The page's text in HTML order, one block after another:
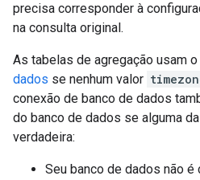
precisa corresponder à
na consulta original.
As tabelas de agregação usam o
dados se nenhum valor
conexão de banco de dados
do banco de dados se alguma
verdadeira:
Seu banco de dados não